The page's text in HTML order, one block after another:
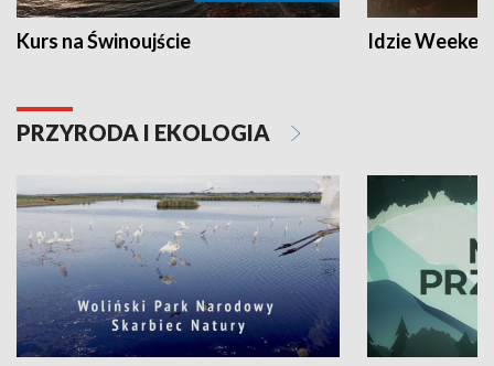
Kurs na Świnoujście Idzie
PRZYRODA I EKOLOGIA